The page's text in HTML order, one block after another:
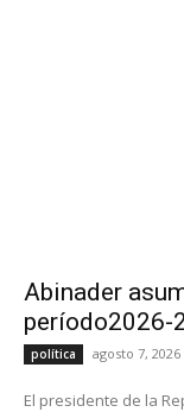
Abinader
período2026-
política agosto 7, 2026
El presidente de la